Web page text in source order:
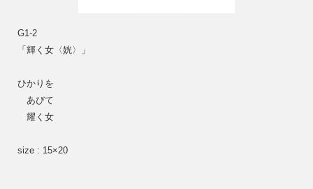
G1-2
「輝く女〈姯〉」
ひかりを
あびて
耀く女
size : 15×20